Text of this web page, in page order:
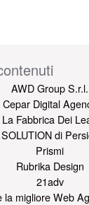
AWD Group S.r.l.
Cepar Digital
La Fabbrica Dei
di
Prismi
Rubrika Design
21adv
la migliore Web